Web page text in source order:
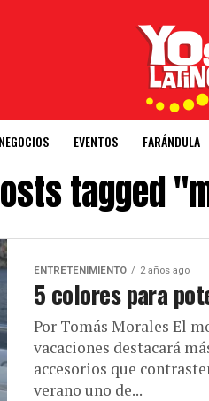
NEGOCIOS EVENTOS FARÁNDULA
tagged
ENTRETENIMIENTO 2 años ago
5 colores para
Por Tomás Morales El
vacaciones destacará
accesorios que
verano uno de...